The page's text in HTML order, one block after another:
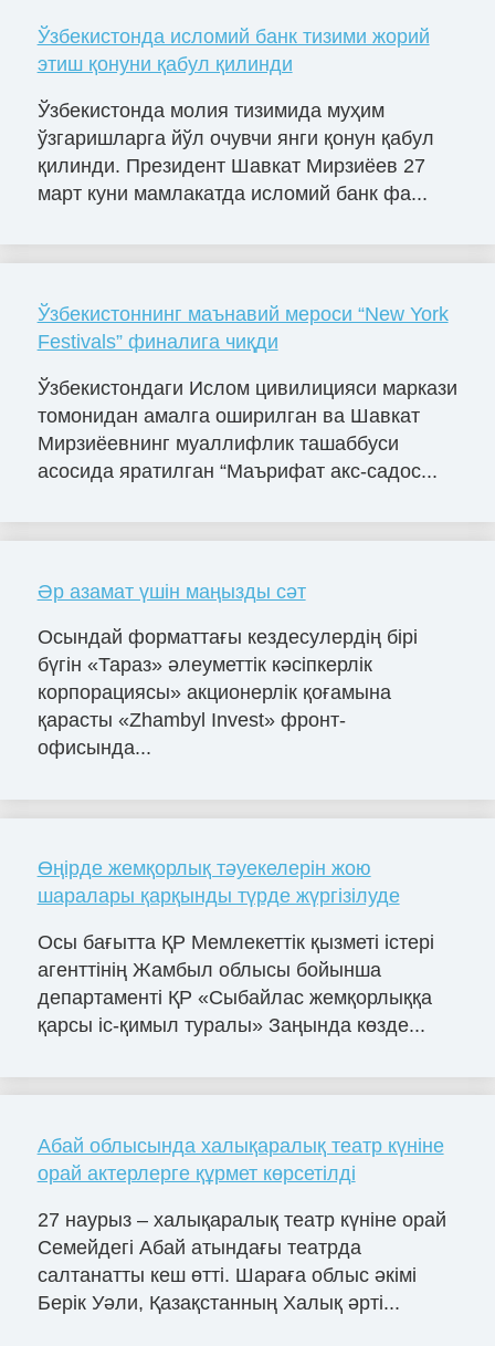
Ўзбекистонда исломий банк тизими жорий
этиш қонуни қабул қилинди
Ўзбекистонда молия тизимида муҳим
ўзгаришларга йўл очувчи янги қонун қабул
қилинди. Президент Шавкат Мирзиёев 27
март куни мамлакатда исломий банк фа...
Ўзбекистоннинг маънавий мероси “New York
Festivals” финалига чиқди
Ўзбекистондаги Ислом цивилицияси маркази
томонидан амалга оширилган ва Шавкат
Мирзиёевнинг муаллифлик ташаббуси
асосида яратилган “Маърифат акс-садос...
Әр азамат үшін маңызды сәт
Осындай форматтағы кездесулердің бірі
бүгін «Тараз» әлеуметтік кәсіпкерлік
корпорациясы» акционерлік қоғамына
қарасты «Zhambyl Invest» фронт-
офисында...
Өңірде жемқорлық тәуекелерін жою
шаралары қарқынды түрде жүргізілуде
Осы бағытта ҚР Мемлекеттік қызметі істері
агенттінің Жамбыл облысы бойынша
департаменті ҚР «Сыбайлас жемқорлыққа
қарсы іс-қимыл туралы» Заңында көзде...
Абай облысында халықаралық театр күніне
орай актерлерге құрмет көрсетілді
27 наурыз – халықаралық театр күніне орай
Семейдегі Абай атындағы театрда
салтанатты кеш өтті. Шараға облыс әкімі
Берік Уәли, Қазақстанның Халық әрті...